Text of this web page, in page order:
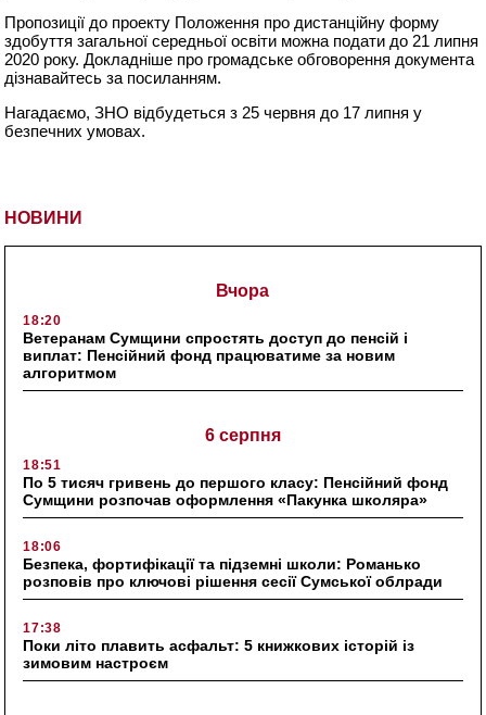
НОВИНИ
Вчора
18:20
Ветеранам Сумщини спростять доступ до пенсій і
виплат: Пенсійний фонд працюватиме за новим
алгоритмом
6 серпня
18:51
По 5 тисяч гривень до першого класу: Пенсійний фонд
Сумщини розпочав оформлення «Пакунка школяра»
18:06
Безпека, фортифікації та підземні школи: Романько
розповів про ключові рішення сесії Сумської облради
17:38
Поки літо плавить асфальт: 5 книжкових історій із
зимовим настроєм
Пропозиції до проекту Положення про дистанційну форму
здобуття загальної середньої освіти можна подати до 21 липня
2020 року. Докладніше про громадське обговорення документа
дізнавайтесь за посиланням.
Нагадаємо, ЗНО відбудеться з 25 червня до 17 липня у
безпечних умовах.